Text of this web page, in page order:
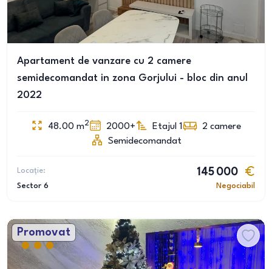
Apartament de vanzare cu 2 camere
semidecomandat in zona Gorjului - bloc din anul
2022
48.00 m2 2000+ Etajul 1 2 camere
Semidecomandat
Locație:
Sector 6
145 000
Negociabil
Promovat